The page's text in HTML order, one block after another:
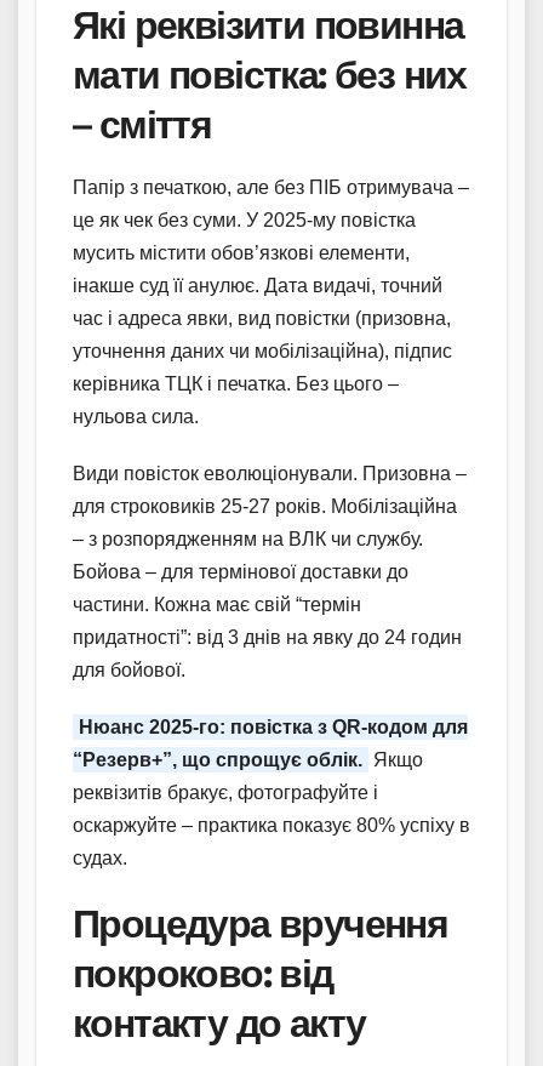
Які реквізити повинна
мати повістка: без них
– сміття
Папір з печаткою, але без ПІБ отримувача –
це як чек без суми. У 2025-му повістка
мусить містити обов’язкові елементи,
інакше суд її анулює. Дата видачі, точний
час і адреса явки, вид повістки (призовна,
уточнення даних чи мобілізаційна), підпис
керівника ТЦК і печатка. Без цього –
нульова сила.
Види повісток еволюціонували. Призовна –
для строковиків 25-27 років. Мобілізаційна
– з розпорядженням на ВЛК чи службу.
Бойова – для термінової доставки до
частини. Кожна має свій “термін
придатності”: від 3 днів на явку до 24 годин
для бойової.
Нюанс 2025-го: повістка з QR-кодом для
“Резерв+”, що спрощує облік. Якщо
реквізитів бракує, фотографуйте і
оскаржуйте – практика показує 80% успіху в
судах.
Процедура вручення
покроково: від
контакту до акту